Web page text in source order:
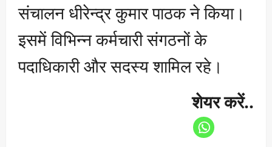
संचालन धीरेन्द्र कुमार पाठक ने किया।
इसमें विभिन्न कर्मचारी संगठनों के
पदाधिकारी और सदस्य शामिल रहे।
शेयर करें..